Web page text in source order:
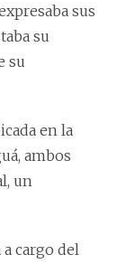
sus
su
su
en la
ambos
un
cargo del